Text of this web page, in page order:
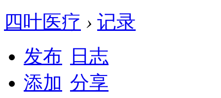
四叶医疗 › 记录
发布
日志
添加 分享